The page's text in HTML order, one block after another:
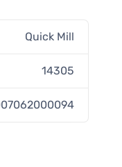
Quick Mill
14305